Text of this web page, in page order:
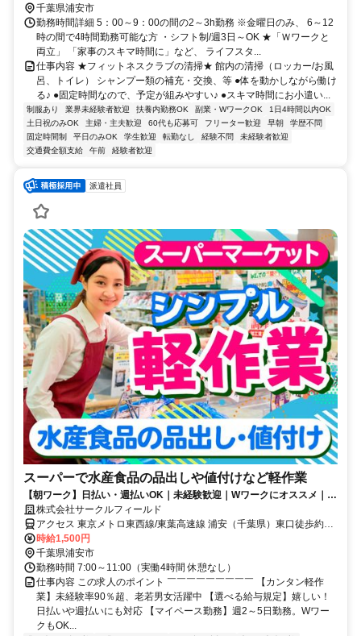
千葉県浦安市
勤務時間詳細 5：00～9：00の間の2～3h勤務 ※金曜日のみ、 6～12
時の間で4時間勤務可能な方 ・シフト制/週3日～OK ★「Ｗワークと
両立」 「家事のスキマ時間に」など、 ライフスタ...
仕事内容 ★フィットネスクラブの清掃★ 館内の清掃（ロッカー/お風
呂、トイレ） シャンプー類の補充・交換、等 ●体を動かしながら働け
る♪ ●固定時間なので、予定が組みやすい♪ ●スキマ時間にお小遣い...
制服あり 業界未経験者歓迎 扶養内勤務OK 副業・WワークOK
1日4時間以内OK
土日祝のみOK
主婦・主夫歓迎 60代も応募可 フリーター歓迎 早朝
学歴不問
固定時間制
平日のみOK 学生歓迎 転勤なし 経験不問
未経験者歓迎
交通費全額支給
午前 経験者歓迎
派遣社員
スーパーで水産食品の品出しや値付けなど軽作業
【朝ワーク】日払い・週払いOK｜未経験歓迎｜Wワークにオススメ｜交
通費全額支給｜実働4時間
株式会社サークルフィールド
アクセス 東京メトロ東西線/東葉高速線 浦安（千葉県）東口徒歩約1
分
時給1,500円
千葉県浦安市
勤務時間 7:00～11:00（実働4時間 休憩なし）
仕事内容 この求人のポイント ￣￣￣￣￣￣￣￣￣ 【カンタン軽作
業】未経験率90％超、老若男女活躍中 【選べる給与規定】嬉しい！
日払いや週払いにも対応 【マイペース勤務】週2～5日勤務。Wワー
クもOK...